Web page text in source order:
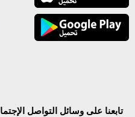
تابعنا على وسائل التواصل